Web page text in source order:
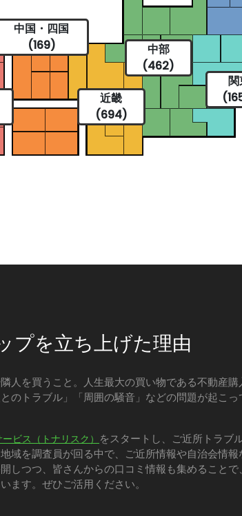
中部
(462)
近畿
(694)
中国・四国
(169)
プを立ち上げた理由
人を買うこと。人生最大の買い物である不動産
のトラブル」「周囲の騒音」などの問題が起こ
ビス（トナリスク） をスタートし、ご近所トラブ
域を調査員が回る中で、ご近所情報や自治会情報
しつつ、皆さんからの口コミ情報も集めることで
ます。ぜひご活用ください。